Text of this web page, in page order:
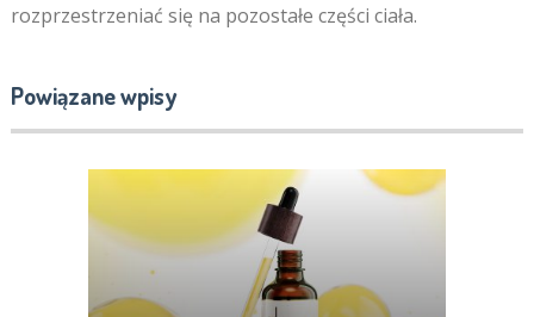
rozprzestrzeniać się na pozostałe części ciała.
Powiązane wpisy